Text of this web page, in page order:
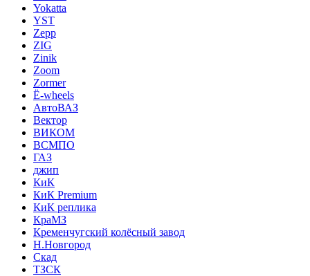
Yokatta
YST
Zepp
ZIG
Zinik
Zoom
Zormer
Ё-wheels
АвтоВАЗ
Вектор
ВИКОМ
ВСМПО
ГАЗ
джип
КиК
КиК Premium
КиК реплика
КраМЗ
Кременчугский колёсный завод
Н.Новгород
Скад
ТЗСК